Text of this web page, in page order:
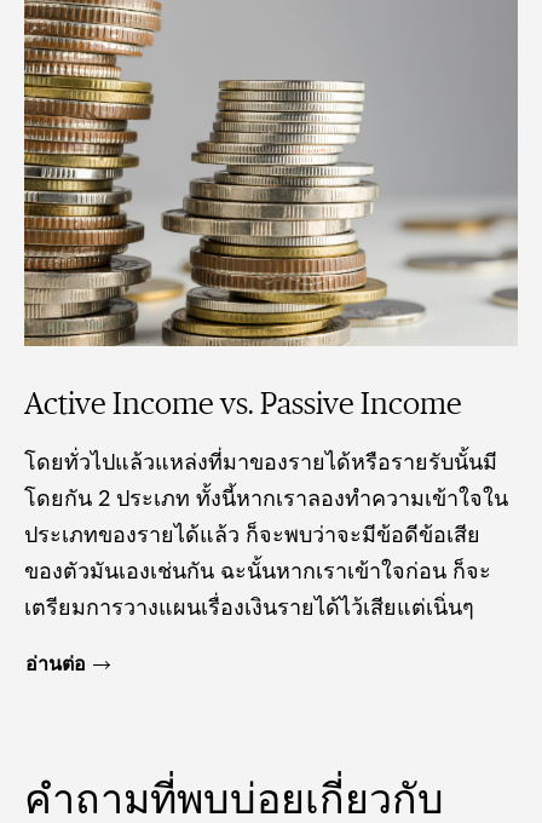
Active Income vs. Passive Income
โดยทั่วไปแล้วแหล่งที่มาของรายได้หรือรายรับนั้นมี
โดยกัน 2 ประเภท ทั้งนี้หากเราลองทำความเข้าใจใน
ประเภทของรายได้แล้ว ก็จะพบว่าจะมีข้อดีข้อเสีย
ของตัวมันเองเช่นกัน ฉะนั้นหากเราเข้าใจก่อน ก็จะ
เตรียมการวางแผนเรื่องเงินรายได้ไว้เสียแต่เนิ่นๆ
อ่านต่อ
คําถามที่พบบ่อยเกี่ยวกับ